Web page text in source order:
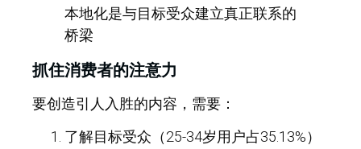
本地化是与目标受众建立真正联系的
桥梁
抓住消费者的注意力
要创造引人入胜的内容，需要：
了解目标受众（25-34岁用户占35.13%）